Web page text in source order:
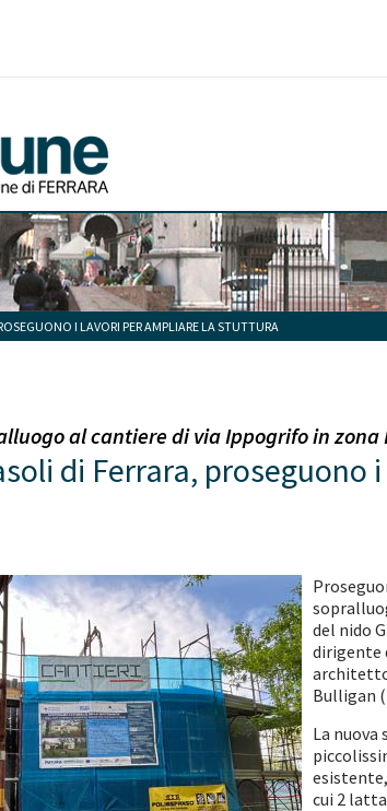
I LAVORI PER AMPLIARE LA STUTTURA
al cantiere di via Ippogrifo in zona
di Ferrara,
del nido
dirigente
Bulligan
La
cui 2